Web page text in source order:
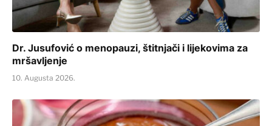
Dr. Jusufović o menopauzi, štitnjači i lijekovima za
mršavljenje
10. Augusta 2026.